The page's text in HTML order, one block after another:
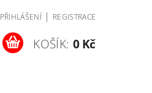
PŘIHLÁŠENÍ | REGISTRACE
KOŠÍK: 0 Kč